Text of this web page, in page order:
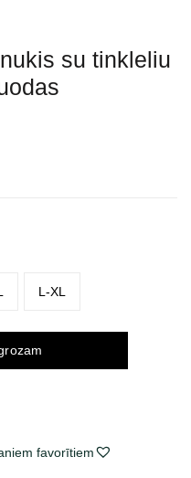
su tinkleliu
L-XL
favorītiem